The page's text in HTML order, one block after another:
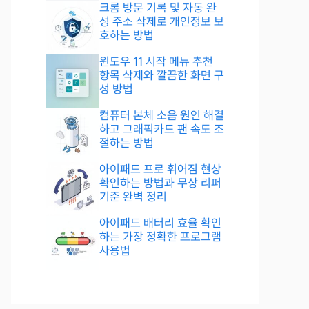
크롬 방문 기록 및 자동 완
성 주소 삭제로 개인정보 보
호하는 방법
윈도우 11 시작 메뉴 추천
항목 삭제와 깔끔한 화면 구
성 방법
컴퓨터 본체 소음 원인 해결
하고 그래픽카드 팬 속도 조
절하는 방법
아이패드 프로 휘어짐 현상
확인하는 방법과 무상 리퍼
기준 완벽 정리
아이패드 배터리 효율 확인
하는 가장 정확한 프로그램
사용법